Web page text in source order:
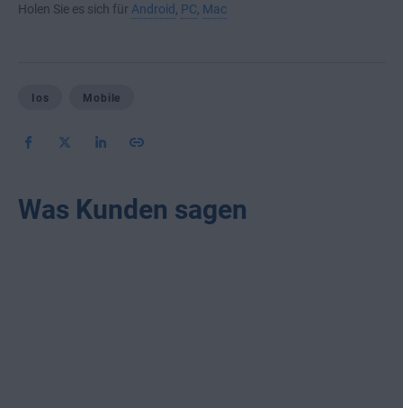
Holen Sie es sich für Android , PC, Mac
Ios Mobile
Was Kunden sagen